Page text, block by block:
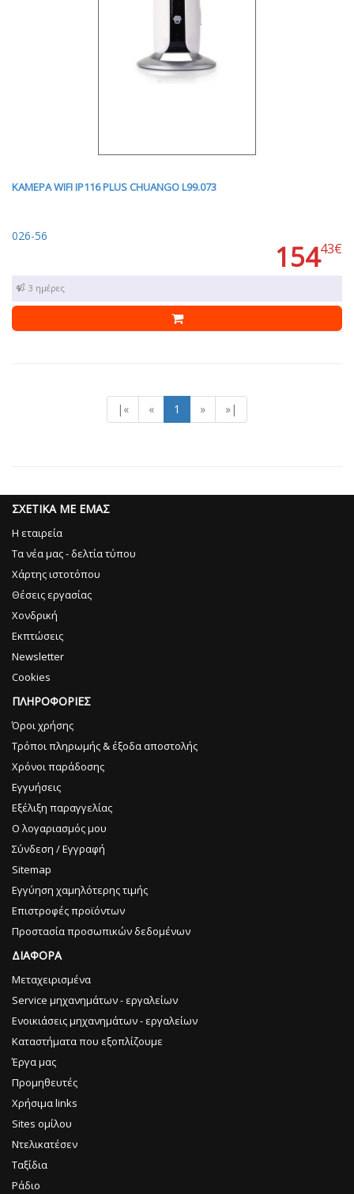
ΚΑΜΕΡΑ WIFI IP116 PLUS CHUANGO L99.073
026-56
15443€
1 - 3 ημέρες
|« « 1 » »|
ΣΧΕΤΙΚΑ ΜΕ ΕΜΑΣ
Η εταιρεία
Τα νέα μας - δελτία τύπου
Χάρτης ιστοτόπου
Θέσεις εργασίας
Χονδρική
Εκπτώσεις
Newsletter
Cookies
ΠΛΗΡΟΦΟΡΙΕΣ
Όροι χρήσης
Τρόποι πληρωμής & έξοδα αποστολής
Χρόνοι παράδοσης
Εγγυήσεις
Εξέλιξη παραγγελίας
Ο λογαριασμός μου
Σύνδεση / Εγγραφή
Sitemap
Εγγύηση χαμηλότερης τιμής
Επιστροφές προϊόντων
Προστασία προσωπικών δεδομένων
ΔΙΑΦΟΡΑ
Μεταχειρισμένα
Service μηχανημάτων - εργαλείων
Ενοικιάσεις μηχανημάτων - εργαλείων
Καταστήματα που εξοπλίζουμε
Έργα μας
Προμηθευτές
Χρήσιμα links
Sites ομίλου
Ντελικατέσεν
Ταξίδια
Ράδιο